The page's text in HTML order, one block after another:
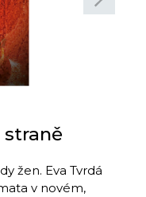
straně
žen. Eva Tvrdá
v novém,